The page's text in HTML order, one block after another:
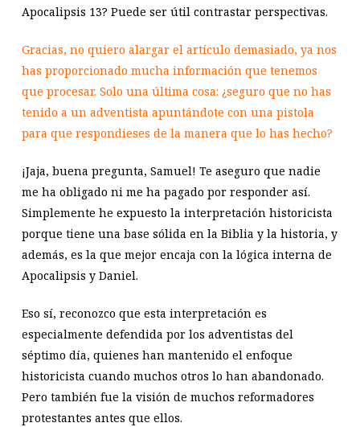
Apocalipsis 13? Puede ser útil contrastar perspectivas.
Gracias, no quiero alargar el artículo demasiado, ya nos
has proporcionado mucha información que tenemos
que procesar. Solo una última cosa: ¿seguro que no has
tenido a un adventista apuntándote con una pistola
para que respondieses de la manera que lo has hecho?
¡Jaja, buena pregunta, Samuel! Te aseguro que nadie
me ha obligado ni me ha pagado por responder así.
Simplemente he expuesto la interpretación historicista
porque tiene una base sólida en la Biblia y la historia, y
además, es la que mejor encaja con la lógica interna de
Apocalipsis y Daniel.
Eso sí, reconozco que esta interpretación es
especialmente defendida por los adventistas del
séptimo día, quienes han mantenido el enfoque
historicista cuando muchos otros lo han abandonado.
Pero también fue la visión de muchos reformadores
protestantes antes que ellos.